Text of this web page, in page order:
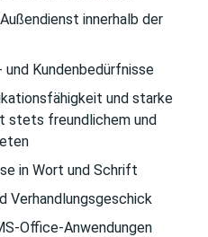
innerhalb der
Kundenbedürfnisse
und starke
stets freundlichem und
in Wort und Schrift
Verhandlungsgeschick
Office-Anwendungen